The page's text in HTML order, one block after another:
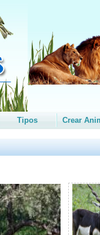
Tipos Crear